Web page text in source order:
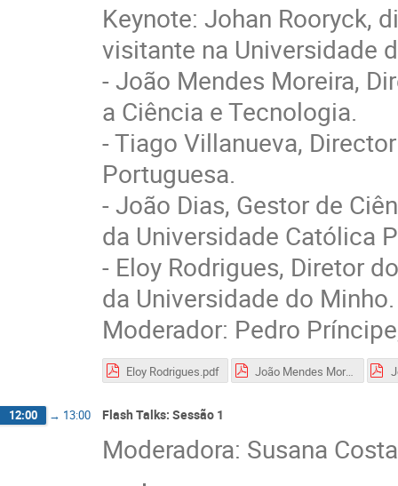
Keynote: Johan Rooryck,
visitante na Universidade
- João Mendes Moreira,
a Ciência e Tecnologia.
- Tiago Villanueva,
Portuguesa.
- João Dias, Gestor de
da Universidade Católica
- Eloy Rodrigues, Diretor
da Universidade do Minho.
Moderador: Pedro
Eloy Rodrigues.pdf João Mendes Moreira.pdf
12:00 → 13:00 Flash Talks: Sessão 1
Moderadora: Susana